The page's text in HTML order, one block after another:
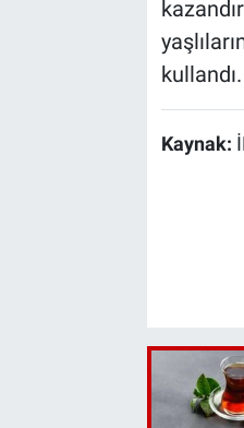
kullandı.
Kaynak: